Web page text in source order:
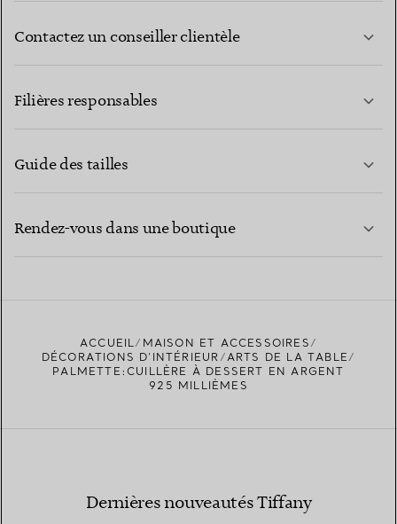
Contactez un conseiller clientèle
Filières responsables
Guide des tailles
Rendez-vous dans une boutique
TROUVEZ LA BOUTIQUE LA PLUS PROCHE
ACCUEIL
MAISON ET ACCESSOIRES
DÉCORATIONS D'INTÉRIEUR
ARTS DE LA TABLE
PALMETTE:CUILLÈRE À DESSERT EN ARGENT
925 MILLIÈMES
Dernières nouveautés Tiffany